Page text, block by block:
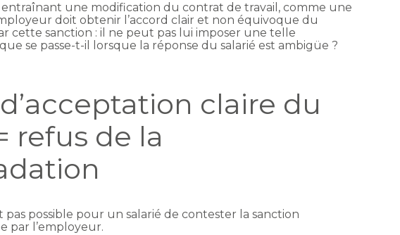
entraînant une modification du contrat de travail, comme une
doit obtenir l’accord clair et non équivoque du
cette sanction : il ne peut pas lui imposer une telle
se passe-t-il lorsque la réponse du salarié est ambigüe ?
claire du
refus de la
pas possible pour un salarié de contester la sanction
par l’employeur.